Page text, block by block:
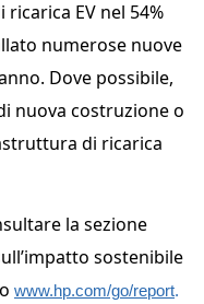
EV nel 54%
numerose nuove
Dove possibile,
nuova costruzione o
di ricarica
la sezione
sostenibile
www.hp.com/go/report.